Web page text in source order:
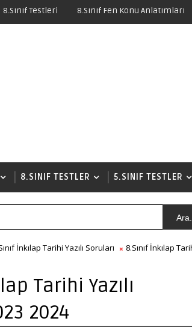
8.Sınıf Testleri 8.Sınıf Fen Konu Anlatımları
8.SINIF TESTLER 5.SINIF TESTLER
İnkılap Tarihi Yazılı Soruları
8.Sınıf İnkılap
Tarihi Yazılı
2024